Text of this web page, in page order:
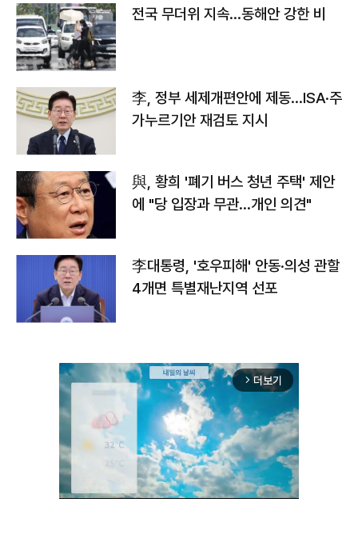
전국 무더위 지속…동해안 강한 비
李, 정부 세제개편안에 제동…ISA·주
가누르기안 재검토 지시
與, 황희 '폐기 버스 청년 주택' 제안
에 "당 입장과 무관…개인 의견"
李대통령, '호우피해' 안동·의성 관할
4개면 특별재난지역 선포
arrow_forward_ios 더보기